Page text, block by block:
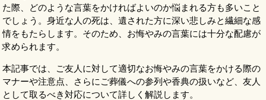
た際、どのような言葉をかければよいのか悩まれる方も多いこと
でしょう。身近な人の死は、遺された方に深い悲しみと繊細な感
情をもたらします。そのため、お悔やみの言葉には十分な配慮が
求められます。
本記事では、ご友人に対して適切なお悔やみの言葉をかける際の
マナーや注意点、さらにご葬儀への参列や香典の扱いなど、友人
として取るべき対応について詳しく解説します。